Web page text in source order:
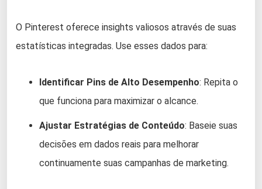
O Pinterest oferece insights valiosos através de suas
estatísticas integradas. Use esses dados para:
Identificar Pins de Alto Desempenho: Repita o
que funciona para maximizar o alcance.
Ajustar Estratégias de Conteúdo: Baseie suas
decisões em dados reais para melhorar
continuamente suas campanhas de marketing.